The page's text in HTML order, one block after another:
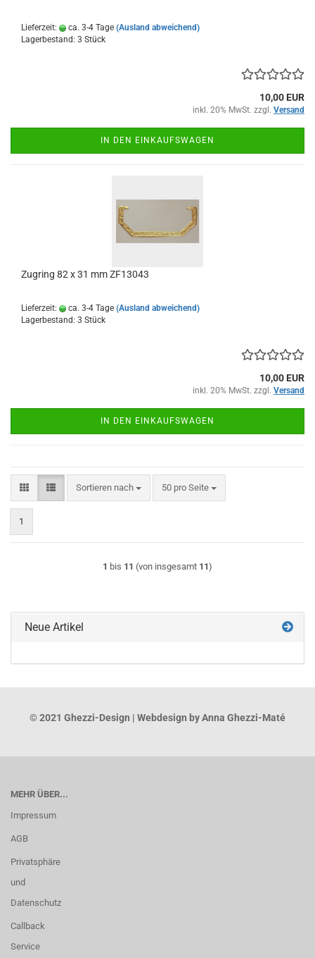
Lieferzeit: ca. 3-4 Tage (Ausland abweichend)
Lagerbestand: 3 Stück
10,00 EUR
inkl. 20% MwSt. zzgl. Versand
IN DEN EINKAUFSWAGEN
Zugring 82 x 31 mm ZF13043
Lieferzeit: ca. 3-4 Tage (Ausland abweichend)
Lagerbestand: 3 Stück
10,00 EUR
inkl. 20% MwSt. zzgl. Versand
IN DEN EINKAUFSWAGEN
Sortieren nach
Sortieren nach 50 pro Seite
pro Seite
1
1 bis 11 (von insgesamt 11)
Neue Artikel
© 2021 Ghezzi-Design | Webdesign by Anna Ghezzi-Maté
MEHR ÜBER...
Impressum
AGB
Privatsphäre
und
Datenschutz
Callback
Service